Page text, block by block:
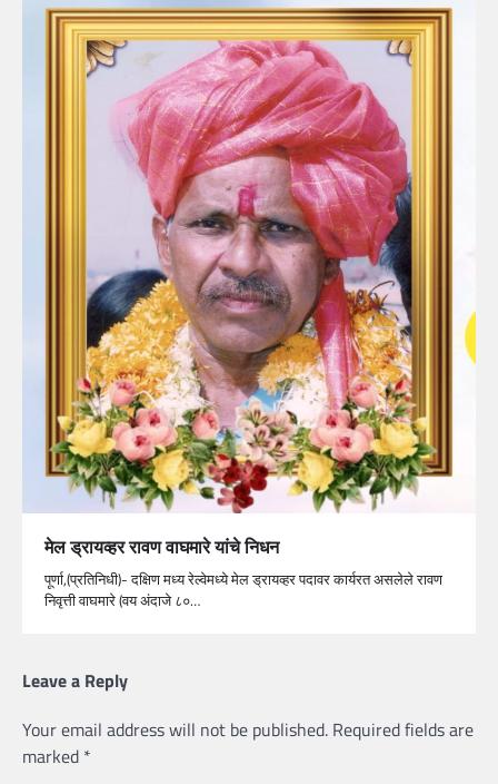
मेल ड्रायव्हर रावण वाघमारे यांचे निधन
पूर्णा,(प्रतिनिधी)- दक्षिण मध्य रेल्वेमध्ये मेल ड्रायव्हर पदावर कार्यरत असलेले रावण
निवृत्ती वाघमारे (वय अंदाजे ८०…
Leave a Reply
Your email address will not be published. Required fields are
marked *